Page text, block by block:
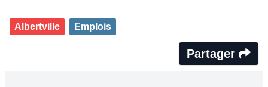
Albertville Emplois
Partager